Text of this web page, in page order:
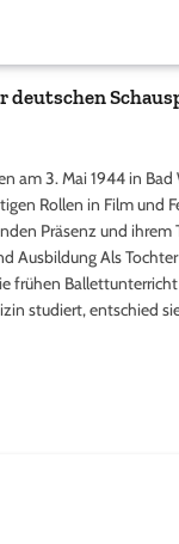
deutschen
am 3. Mai 1944 in
Rollen in Film und
Präsenz und
Ausbildung Als
frühen
studiert, entschied